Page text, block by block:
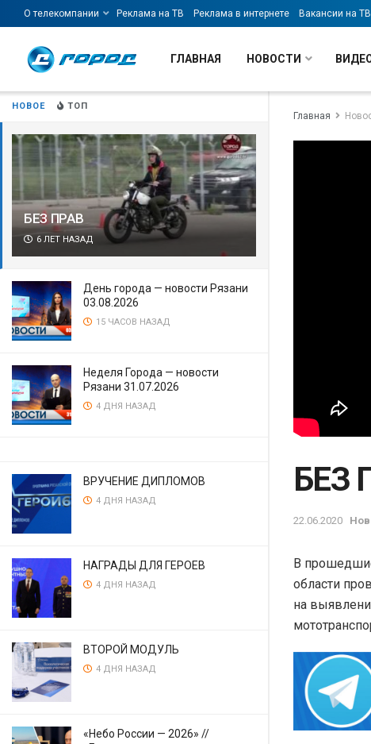
НОВОЕ ТОП
БЕЗ ПРАВ
6 ЛЕТ НАЗАД
День города — новости Рязани
03.08.2026
15 ЧАСОВ НАЗАД
Неделя Города — новости
Рязани 31.07.2026
4 ДНЯ НАЗАД
ВРУЧЕНИЕ ДИПЛОМОВ
4 ДНЯ НАЗАД
НАГРАДЫ ДЛЯ ГЕРОЕВ
4 ДНЯ НАЗАД
ВТОРОЙ МОДУЛЬ
4 ДНЯ НАЗАД
«Небо России — 2026» //
О телекомпании Реклама на ТВ Реклама в интернете Вакансии на ТВ
ГЛАВНАЯ НОВОСТИ
Главная
БЕЗ
22.06.2020
В
области
на